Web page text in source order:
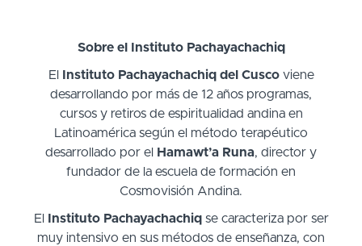
Sobre el Instituto Pachayachachiq
El Instituto Pachayachachiq del Cuscoviene
desarrollando por más de 12 años programas,
cursos y retiros de espiritualidad andina en
Latinoamérica según el método terapéutico
desarrollado por el
Hamawt’a Runa, director y
fundador de la escuela de formación en
Cosmovisión Andina.
El Instituto Pachayachachiq se caracteriza por ser
muy intensivo en sus métodos de enseñanza, con